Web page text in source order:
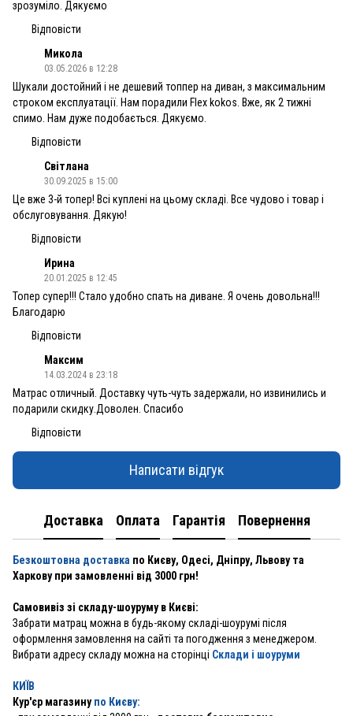
зрозуміло. Дякуємо
Відповісти
Микола
03.05.2026 в 12:28
Шукали достойний і не дешевий топпер на диван, з максимальним
строком експлуатації. Нам порадили Flex kokos. Вже, як 2 тижні
спимо. Нам дуже подобається. Дякуємо.
Відповісти
Світлана
30.09.2025 в 15:00
Це вже 3-й топер! Всі куплені на цьому складі. Все чудово і товар і
обслуговування. Дякую!
Відповісти
Ирина
20.01.2025 в 12:45
Топер супер!!! Стало удобно спать на диване. Я очень довольна!!!
Благодарю
Відповісти
Максим
14.03.2024 в 23:18
Матрас отличный. Доставку чуть-чуть задержали, но извинились и
подарили скидку.Доволен. Спасибо
Відповісти
Написати відгук
Доставка Оплата Гарантія Повернення
Безкоштовна доставка по Києву, Одесі, Дніпру, Львову та
Харкову при замовленні від 3000 грн!
Самовивіз зі складу-шоуруму в Києві:
Забрати матрац можна в будь-якому складі-шоурумі після
оформлення замовлення на сайті та погодження з менеджером.
Вибрати адресу складу можна на сторінці Склади і шоуруми
КИЇВ
Кур'єр магазинупо Києву: